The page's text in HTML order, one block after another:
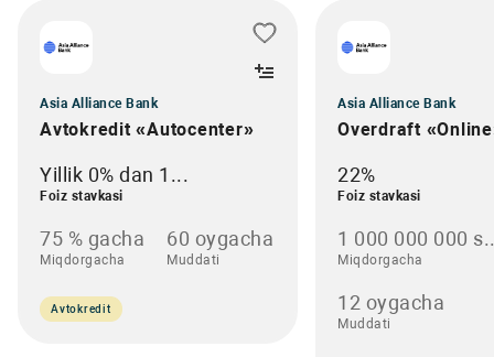
Asia Alliance Bank
Avtokredit «Autocenter»
Yillik 0% dan 1...
Foiz stavkasi
75 % gacha
Miqdorgacha
60 oygacha
Muddati
Avtokredit
Asia Alliance Bank
Overdraft
22%
Foiz stavkasi
1 000 000 000
Miqdorgacha
12 oygacha
Muddati